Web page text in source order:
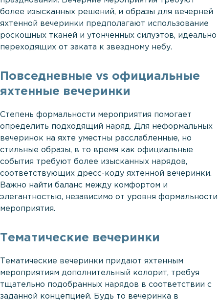
более изысканных решений, и образы для вечерней
яхтенной вечеринки предполагают использование
роскошных тканей и утонченных силуэтов, идеально
переходящих от заката к звездному небу.
Повседневные vs официальные
яхтенные вечеринки
Степень формальности мероприятия помогает
определить подходящий наряд. Для неформальных
вечеринок на яхте уместны расслабленные, но
стильные образы, в то время как официальные
события требуют более изысканных нарядов,
соответствующих дресс-коду яхтенной вечеринки.
Важно найти баланс между комфортом и
элегантностью, независимо от уровня формальности
мероприятия.
Тематические вечеринки
Тематические вечеринки придают яхтенным
мероприятиям дополнительный колорит, требуя
тщательно подобранных нарядов в соответствии с
заданной концепцией. Будь то вечеринка в